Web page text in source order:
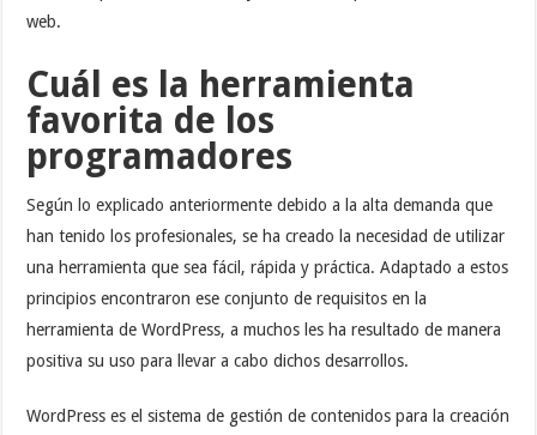
web.
Cuál es la herramienta
favorita de los
programadores
Según lo explicado anteriormente debido a la alta demanda que
han tenido los profesionales, se ha creado la necesidad de utilizar
una herramienta que sea fácil, rápida y práctica. Adaptado a estos
principios encontraron ese conjunto de requisitos en la
herramienta de WordPress, a muchos les ha resultado de manera
positiva su uso para llevar a cabo dichos desarrollos.
WordPress es el sistema de gestión de contenidos para la creación